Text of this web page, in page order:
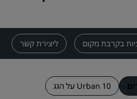
בקרבת מקום ליצירת קשר
10 Urban על הגג